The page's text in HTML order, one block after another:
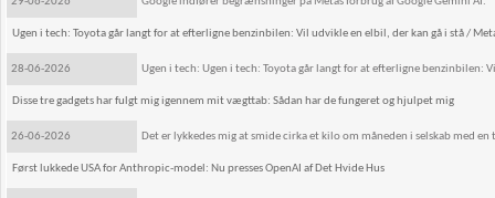
Ugen i tech: Toyota går langt for at efterligne benzinbilen: Vil udvikle en elbil, der kan gå i stå /
28-06-2026 Ugen i tech: Ugen i tech: Toyota går langt for at efterligne benzinbilen:
Disse tre gadgets har fulgt mig igennem mit vægttab: Sådan har de fungeret og hjulpet mig
26-06-2026 Det er lykkedes mig at smide cirka et kilo om måneden i selskab med
Først lukkede USA for Anthropic-model: Nu presses OpenAI af Det Hvide Hus